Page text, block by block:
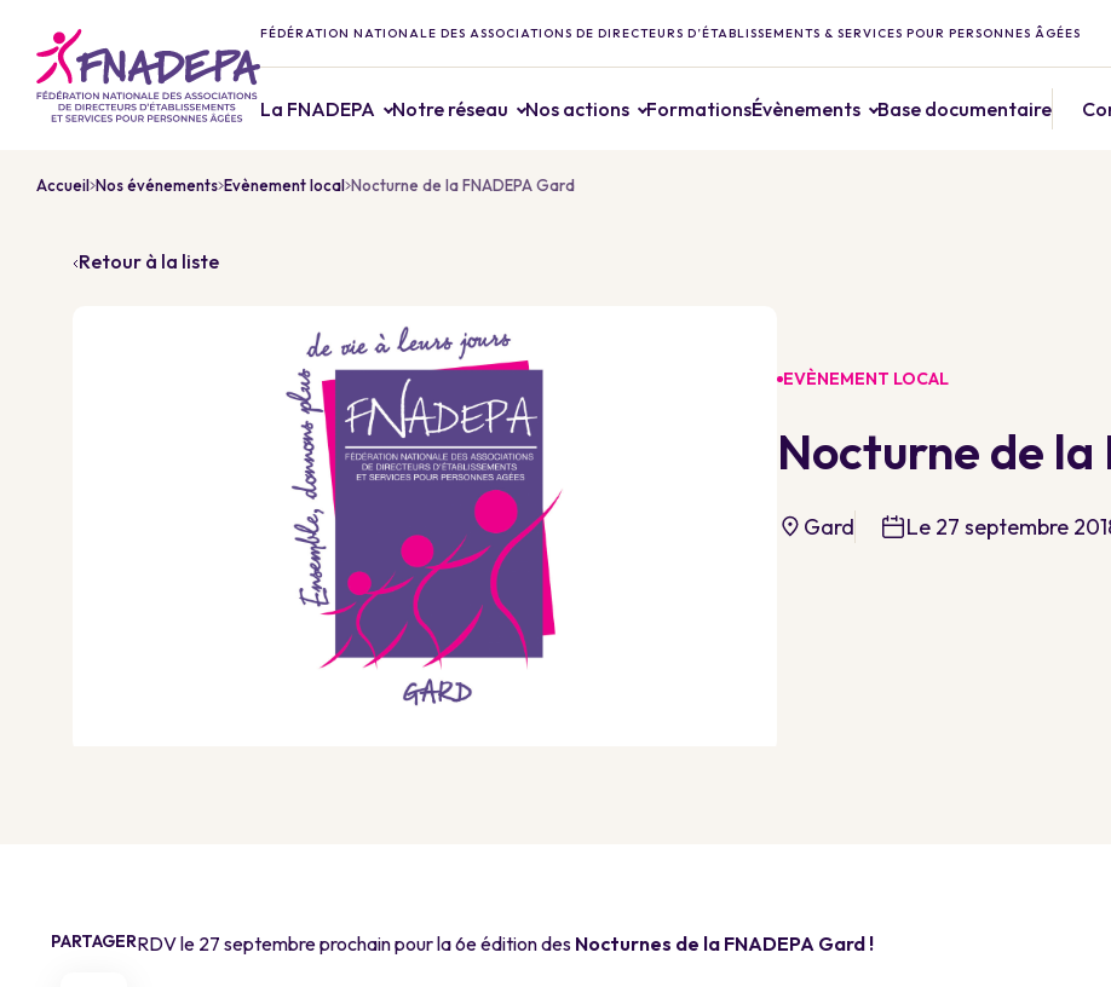
FÉDÉRATION NATIONALE DES ASSOCIATIONS DE DIRECTEURS D’ÉTABLISSEMENTS & SERVICES POUR PERSONNES ÂGÉES
La FNADEPA Notre réseau Nos actions FormationsÉvènements Base documentaire
Accueil Nos événements Evènement local Nocturne de la FNADEPA Gard
Retour à la liste
EVÈNEMENT LOCAL
Nocturne de la
Gard Le 27 septembre
PARTAGERRDV le 27 septembre prochain pour la 6e édition des Nocturnes de la FNADEPA Gard !